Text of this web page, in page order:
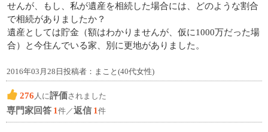
せんが、もし、私が遺産を相続した場合には、どのような割合
で相続がありましたか？
遺産としては貯金（額はわかりませんが、仮に1000万だった場
合）と今住んでいる家、別に更地がありました。
2016年03月28日投稿者：まこと(40代女性)
276 人に評価されました
専門家回答 1件／返信 1件